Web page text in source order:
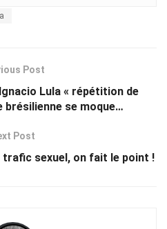
Post
Lula « répétition de
brésilienne se moque…
Post
trafic sexuel, on fait le point !